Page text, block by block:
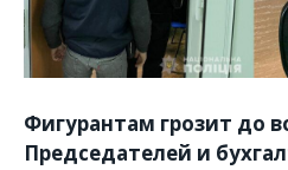
Фигурантам грозит до
Председателей и